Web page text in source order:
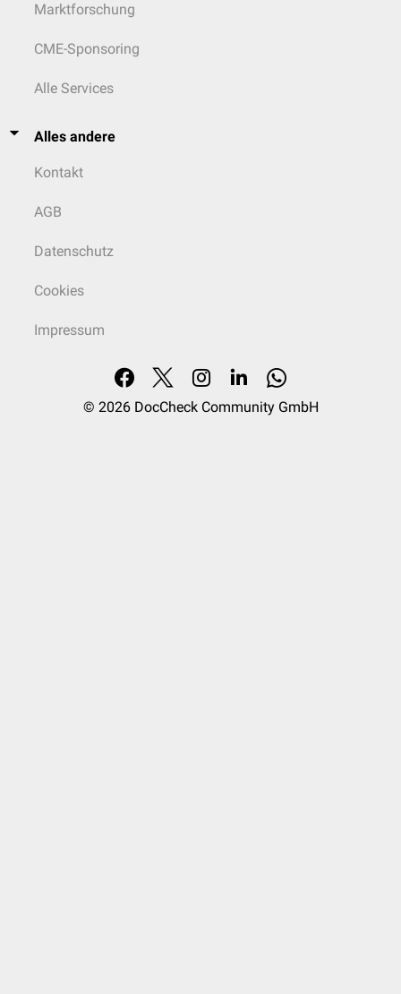
Marktforschung
CME-Sponsoring
Alle Services
Alles andere
Kontakt
AGB
Datenschutz
Cookies
Impressum
© 2026 DocCheck Community GmbH